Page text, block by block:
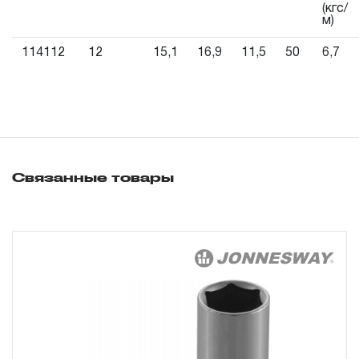
(кгс/
м)
114112 12 15,1 16,9 11,5 50 6,7
3. Исполнение гарантийных обязательств.
3.2 Производитель гарантирует бесперебойное
функционирование изделий торговой марки THORVIK® в
течение ДЕСЯТИ лет с начала эксплуатации всех типов
Связанные товары